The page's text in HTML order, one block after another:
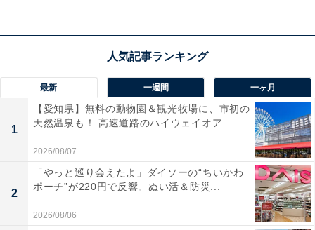
電話番号：097-537-5976（大分市公園緑地課）
駐車場：183台（障がい者等用5台・大型バス6台）
入場無料・駐車場無料
あわせて読みたい
グルメが魅力的な「大分県の道の駅」ランキ
ング！ 2位「原尻の滝」を抑えた1位は？
最新 一週間 一ヶ月
1
【愛知県】無料の動物園＆観光牧場に、市初の
天然温泉も！ 高速道路のハイウェイオア...
2026/08/07
2
「やっと巡り会えたよ」ダイソーの“ちいかわ
ポーチ”が220円で反響。ぬい活＆防災...
2026/08/06